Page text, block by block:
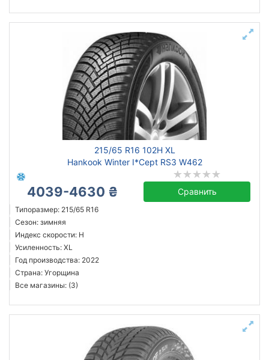
215/65 R16 102H XL
Hankook Winter I*Cept RS3 W462
4039-4630 ₴ Сравнить
Типоразмер: 215/65 R16
Сезон: зимняя
Индекс скорости: H
Усиленность: XL
Год производства: 2022
Страна: Угорщина
Все магазины: (3)